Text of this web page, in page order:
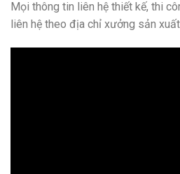
Mọi thông tin liên hệ thiết kế, thi
liên hệ theo địa chỉ xưởng sản